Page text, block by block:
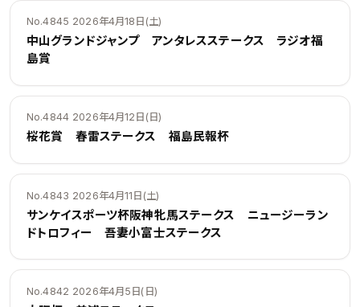
No.4845 2026年4月18日(土)
中山グランドジャンプ アンタレスステークス ラジオ福
島賞
No.4844 2026年4月12日(日)
桜花賞 春雷ステークス 福島民報杯
No.4843 2026年4月11日(土)
サンケイスポーツ杯阪神牝馬ステークス ニュージーラン
ドトロフィー 吾妻小富士ステークス
No.4842 2026年4月5日(日)